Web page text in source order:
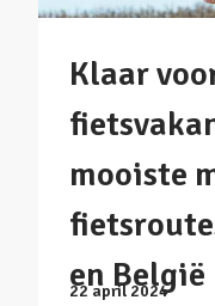
Klaar
mooiste
en België
22 april 2024